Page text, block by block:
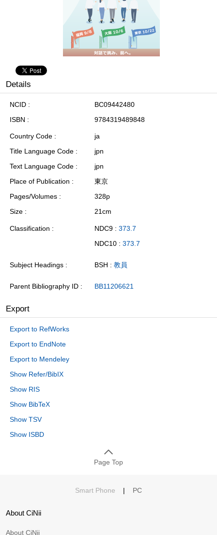
Details
NCID
BC09442480
ISBN
9784319489848
Country Code
ja
Title Language Code
jpn
Text Language Code
jpn
Place of Publication
東京
Pages/Volumes
328p
Size
21cm
Classification NDC9 : 373.7
NDC10 : 373.7
Subject Headings BSH : 教員
Parent Bibliography ID BB11206621
Export
Export to RefWorks
Export to EndNote
Export to Mendeley
Show Refer/BibIX
Show RIS
Show BibTeX
Show TSV
Show ISBD
Page Top
Smart Phone | PC
About CiNii
About CiNii